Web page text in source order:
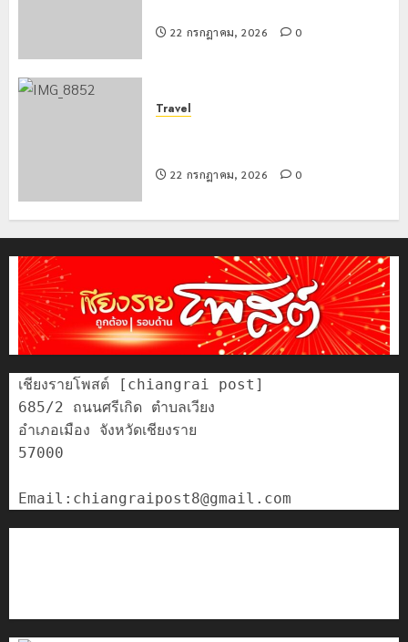
22 กรกฎาคม, 2026 0
Travel
22 กรกฎาคม, 2026 0
เชียงรายโพสต์ [chiangrai post]
685/2 ถนนศรีเกิด ตำบลเวียง
อำเภอเมือง จังหวัดเชียงราย
57000